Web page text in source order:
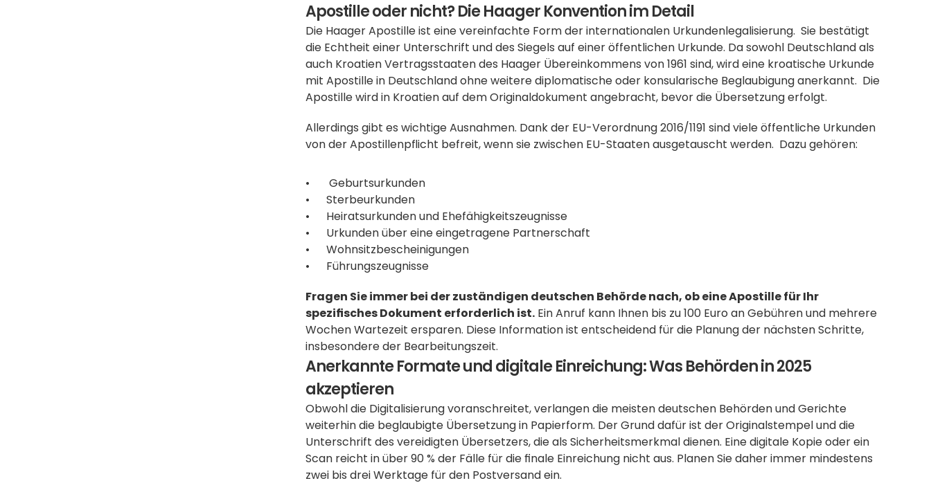
Apostille oder nicht? Die Haager Konvention im Detail
Die Haager Apostille ist eine vereinfachte Form der internationalen Urkundenlegalisierung.  Sie bestätigt
die Echtheit einer Unterschrift und des Siegels auf einer öffentlichen Urkunde. Da sowohl Deutschland als
auch Kroatien Vertragsstaaten des Haager Übereinkommens von 1961 sind, wird eine kroatische Urkunde
mit Apostille in Deutschland ohne weitere diplomatische oder konsularische Beglaubigung anerkannt.  Die
Apostille wird in Kroatien auf dem Originaldokument angebracht, bevor die Übersetzung erfolgt.
Allerdings gibt es wichtige Ausnahmen. Dank der EU-Verordnung 2016/1191 sind viele öffentliche Urkunden
von der Apostillenpflicht befreit, wenn sie zwischen EU-Staaten ausgetauscht werden.  Dazu gehören:
Geburtsurkunden
Sterbeurkunden
Heiratsurkunden und Ehefähigkeitszeugnisse
Urkunden über eine eingetragene Partnerschaft
Wohnsitzbescheinigungen
Führungszeugnisse
Fragen Sie immer bei der zuständigen deutschen Behörde nach, ob eine Apostille für Ihr
spezifisches Dokument erforderlich ist. Ein Anruf kann Ihnen bis zu 100 Euro an Gebühren und mehrere
Wochen Wartezeit ersparen. Diese Information ist entscheidend für die Planung der nächsten Schritte,
insbesondere der Bearbeitungszeit.
Anerkannte Formate und digitale Einreichung: Was Behörden in 2025
akzeptieren
Obwohl die Digitalisierung voranschreitet, verlangen die meisten deutschen Behörden und Gerichte
weiterhin die beglaubigte Übersetzung in Papierform. Der Grund dafür ist der Originalstempel und die
Unterschrift des vereidigten Übersetzers, die als Sicherheitsmerkmal dienen. Eine digitale Kopie oder ein
Scan reicht in über 90 % der Fälle für die finale Einreichung nicht aus. Planen Sie daher immer mindestens
zwei bis drei Werktage für den Postversand ein.